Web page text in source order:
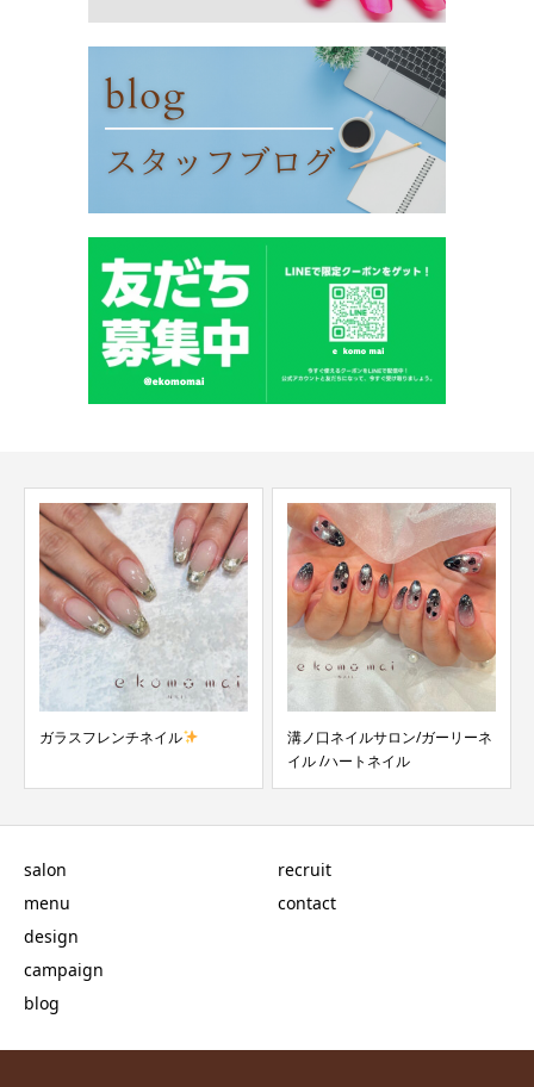
溝ノ口ネイルサロン/ガーリーネ
溝ノ口ネイルサロン/インクネイ
ル
salon
menu
design
campaign
blog
recruit
contact